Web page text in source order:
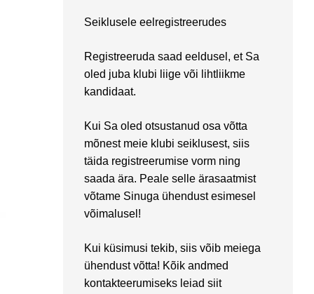
Seiklusele eelregistreerudes
Registreeruda saad eeldusel, et Sa
oled juba klubi liige või lihtliikme
kandidaat.
Kui Sa oled otsustanud osa võtta
mõnest meie klubi seiklusest, siis
täida registreerumise vorm ning
saada ära. Peale selle ärasaatmist
võtame Sinuga ühendust esimesel
võimalusel!
Kui küsimusi tekib, siis võib meiega
ühendust võtta! Kõik andmed
kontakteerumiseks leiad siit